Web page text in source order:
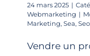
24 mars 2025 |
Webmarketing |
Marketing, Sea, Seo
Vendre un